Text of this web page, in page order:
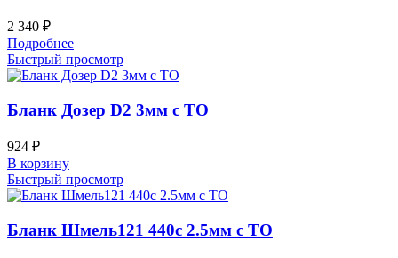
2 340 ₽
Подробнее
Быстрый просмотр
Бланк Дозер D2 3мм с ТО
924 ₽
В корзину
Быстрый просмотр
Бланк Шмель121 440c 2.5мм с ТО